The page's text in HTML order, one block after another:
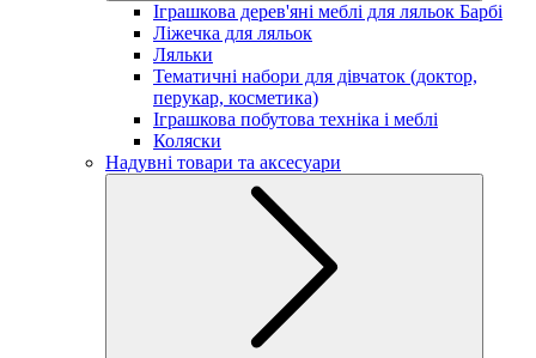
Іграшкова дерев'яні меблі для ляльок Барбі
Ліжечка для ляльок
Ляльки
Тематичні набори для дівчаток (доктор,
перукар, косметика)
Іграшкова побутова техніка і меблі
Коляски
Надувні товари та аксесуари